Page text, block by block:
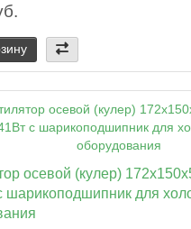
осевой (кулер)
шарикоподшипник для